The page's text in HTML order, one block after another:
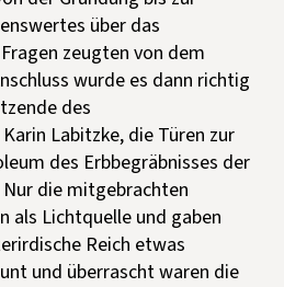
über das
zeugten von dem
wurde es dann richtig
des
Labitzke, die Türen zur
des Erbbegräbnisses der
die mitgebrachten
als Lichtquelle und gaben
Reich etwas
und überrascht waren die